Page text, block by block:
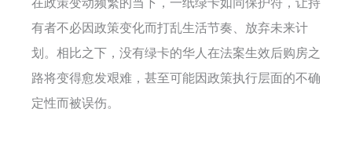
有者不必因政策变化而打乱生活节奏、放弃未来计
划。相比之下，没有绿卡的华人在法案生效后购房之
路将变得愈发艰难，甚至可能因政策执行层面的不确
定性而被误伤。